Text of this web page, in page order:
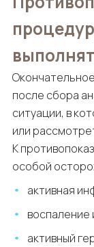
после сбора
ситуации, в
или
К
особой
активная
воспаление
активный